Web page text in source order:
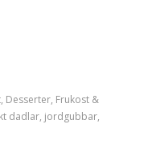
, Desserter, Frukost &
dadlar, jordgubbar,